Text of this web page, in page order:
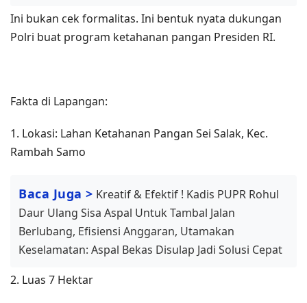
Ini bukan cek formalitas. Ini bentuk nyata dukungan
Polri buat program ketahanan pangan Presiden RI.
Fakta di Lapangan:
1. Lokasi: Lahan Ketahanan Pangan Sei Salak, Kec.
Rambah Samo
Baca Juga > Kreatif & Efektif ! Kadis PUPR Rohul
Daur Ulang Sisa Aspal Untuk Tambal Jalan
Berlubang, Efisiensi Anggaran, Utamakan
Keselamatan: Aspal Bekas Disulap Jadi Solusi Cepat
2. Luas 7 Hektar